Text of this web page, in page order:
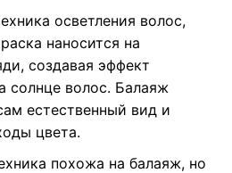
осветления волос,
наносится на
создавая эффект
солнце волос. Балаяж
естественный вид и
цвета.
похожа на балаяж, но